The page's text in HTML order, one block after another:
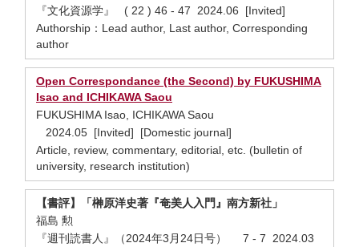
『文化資源学』 ( 22 ) 46 - 47 2024.06 [Invited]
Authorship：Lead author, Last author, Corresponding
author
Open Correspondance (the Second) by FUKUSHIMA
Isao and ICHIKAWA Saou
FUKUSHIMA Isao, ICHIKAWA Saou
2024.05 [Invited] [Domestic journal]
Article, review, commentary, editorial, etc. (bulletin of
university, research institution)
【書評】「榊原洋史著『奄美人入門』南方新社」
福島 勲
『週刊読書人』（2024年3月24日号） 7 - 7 2024.03